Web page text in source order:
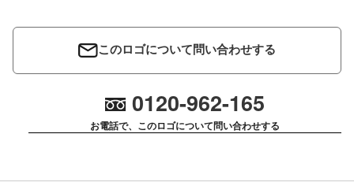
このロゴについて問い合わせする
0120-962-165
お電話で、このロゴについて問い合わせする